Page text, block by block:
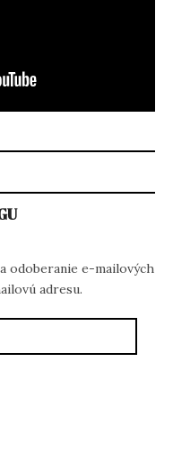
odoberanie e-mailových
adresu.